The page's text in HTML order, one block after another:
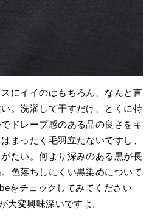
にイイのはもちろん、なんと言
。洗濯して干すだけ、とくに特
ドレープ感のある品の良さをキ
まったく毛羽立たないですし、
たい。何より深みのある黒が長
色落ちしにくい黒染めについて
をチェックしてみてください
大変興味深いですよ。